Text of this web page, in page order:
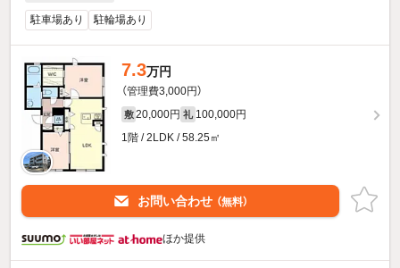
駐車場あり 駐輪場あり
7.3万円
（管理費3,000円）
敷 20,000円 礼 100,000円
1階 / 2LDK / 58.25㎡
お問い合わせ （無料）
ほか提供